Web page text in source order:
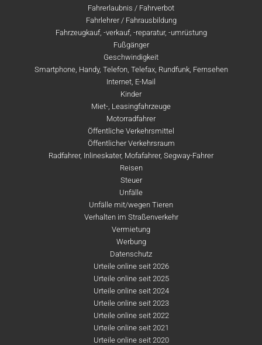
Fahrerlaubnis / Fahrverbot
Fahrlehrer / Fahrausbildung
Fahrzeugkauf, -verkauf, -reparatur, -umrüstung
Fußgänger
Geschwindigkeit
Smartphone, Handy, Telefon, Telefax, Rundfunk, Fernsehen
Internet, E-Mail
Kinder
Miet-, Leasingfahrzeuge
Motorradfahrer
Öffentliche Verkehrsmittel
Öffentlicher Verkehrsraum
Radfahrer, Inlineskater, Mofafahrer, Segway-Fahrer
Reisen
Steuer
Unfälle
Unfälle mit/wegen Tieren
Verhalten im Straßenverkehr
Vermietung
Werbung
Datenschutz
Urteile online seit 2026
Urteile online seit 2025
Urteile online seit 2024
Urteile online seit 2023
Urteile online seit 2022
Urteile online seit 2021
Urteile online seit 2020